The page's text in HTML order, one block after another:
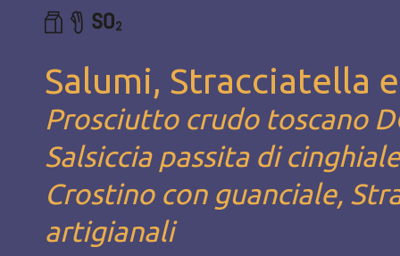
Salumi, Stracciatella
Prosciutto crudo toscano
Salsiccia passita di
Crostino con guanciale,
artigianali